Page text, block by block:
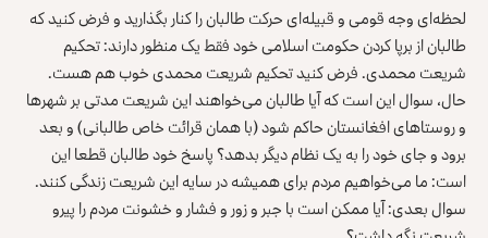
لحظه‌ای وجه قومی و قبیله‌ای حرکت طالبان را کنار بگذارید و فرض کنید که
طالبان از برپا کردن حکومت اسلامی خود فقط یک منظور دارند: تحکیم
شریعت محمدی. فرض کنید تحکیم شریعت محمدی خوب هم هست.
حال، سوال این است که آیا طالبان می‌خواهند این شریعت مدتی بر شهرها
و روستاهای افغانستان حاکم شود (با همان قرائت خاص طالبانی) و بعد
برود و جای خود را به یک نظام دیگر بدهد؟ پاسخ خود طالبان قطعا این
است: ما می‌خواهیم مردم برای همیشه در سایه‌ این شریعت زندگی کنند.
سوال بعدی: آیا ممکن است با جبر و زور و فشار و خشونت مردم را پیرو